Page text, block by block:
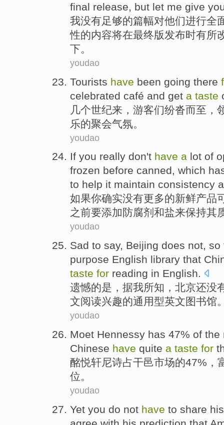
final release, but let me give
我没有足够的篇幅对他们进行全
性的内容将在最终版发布时有所
下。
youdao
Tourists have been going there
celebrated café and get a taste
几个世纪来， 游客们纷沓而至，
乐的聚会气氛。
youdao
If you really don't have a lot of
frozen before canned, which
to help it maintain consistency
如果你确实没有更多的新鲜产品
之前要添加防腐剂 和盐来保持其
youdao
Sad to say, Beijing does not, so
purpose English library that
taste for reading in English.
遗憾的是， 据我所知 ， 北京还没
文阅读兴趣的通用型英文图书馆
youdao
Moet Hennessy has 47% of the
Chinese have quite a taste for
酩悦轩尼诗占干邑市场的47%，
位。
youdao
Yet you do not have to share his